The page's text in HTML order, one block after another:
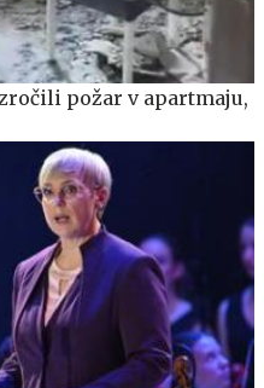
požar v apartmaju,